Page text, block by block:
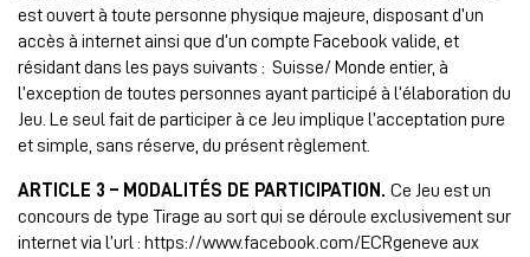
est ouvert à toute personne physique majeure, disposant d’un
accès à internet ainsi que d’un compte Facebook valide, et
résidant dans les pays suivants : Suisse/ Monde entier, à
l’exception de toutes personnes ayant participé à l’élaboration du
Jeu. Le seul fait de participer à ce Jeu implique l’acceptation pure
et simple, sans réserve, du présent règlement.
ARTICLE 3 – MODALITÉS DE PARTICIPATION. Ce Jeu est un
concours de type Tirage au sort qui se déroule exclusivement sur
internet via l’url : https://www.facebook.com/ECRgeneve aux